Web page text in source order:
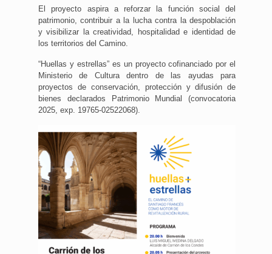
El proyecto aspira a reforzar la función social del
patrimonio, contribuir a la lucha contra la despoblación
y visibilizar la creatividad, hospitalidad e identidad de
los territorios del Camino.
“Huellas y estrellas” es un proyecto cofinanciado por el
Ministerio de Cultura dentro de las ayudas para
proyectos de conservación, protección y difusión de
bienes declarados Patrimonio Mundial (convocatoria
2025, exp. 19765-02522068).